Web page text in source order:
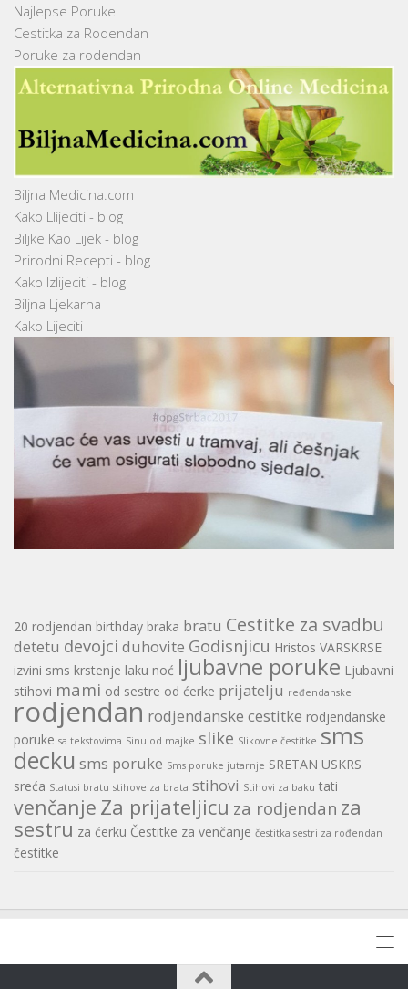
Najlepse Poruke
Cestitka za Rodendan
Poruke za rodendan
Biljna Medicina.com
Kako Llijeciti - blog
Biljke Kao Lijek - blog
Prirodni Recepti - blog
Kako Izlijeciti - blog
Biljna Ljekarna
Kako Lijeciti
20 rodjendan birthday braka bratu Cestitke za svadbu
detetu devojci duhovite Godisnjicu Hristos VARSKRSE
izvini sms krstenje laku noć ljubavne poruke Ljubavni
stihovi mami od sestre od ćerke prijatelju ređendanske
rodjendan rodjendanske cestitke rodjendanske
poruke sa tekstovima Sinu od majke slike Slikovne čestitke sms
decku sms poruke Sms poruke jutarnje SRETAN USKRS
sreća Statusi bratu stihove za brata stihovi Stihovi za baku tati
venčanje Za prijateljicu za rodjendan za
sestru za ćerku Čestitke za venčanje čestitka sestri za rođendan
čestitke